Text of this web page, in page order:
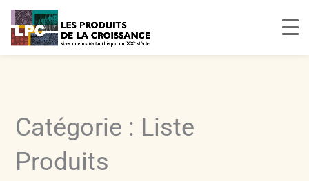
Aller
contenu
Catégorie : Liste
Produits